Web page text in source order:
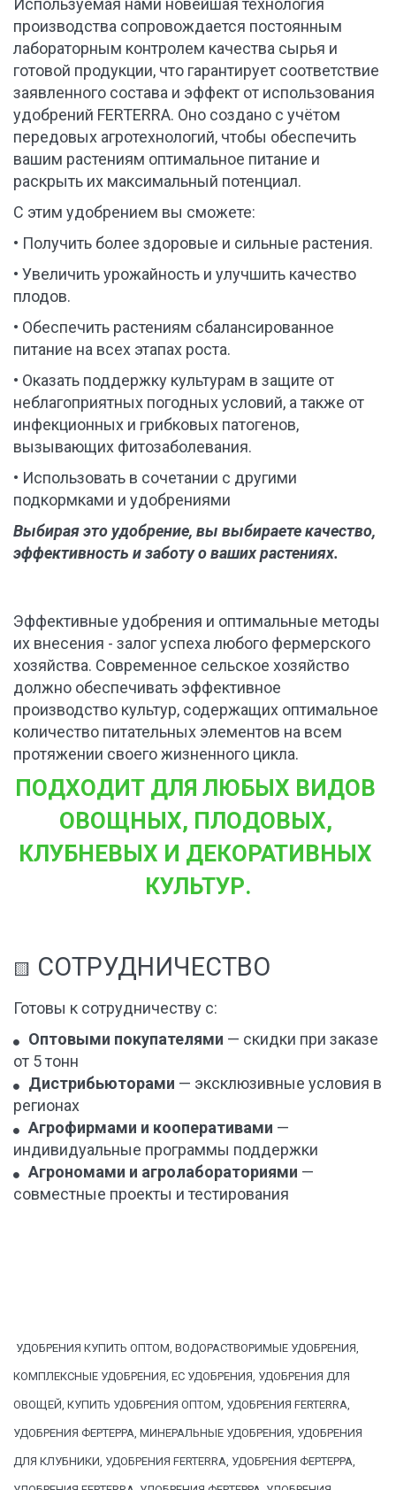
Используемая нами новейшая технология
производства сопровождается постоянным
лабораторным контролем качества сырья и
готовой продукции, что гарантирует соответствие
заявленного состава и эффект от использования
удобрений FERTERRA. Оно создано с учётом
передовых агротехнологий, чтобы обеспечить
вашим растениям оптимальное питание и
раскрыть их максимальный потенциал.
С этим удобрением вы сможете:
• Получить более здоровые и сильные растения.
• Увеличить урожайность и улучшить качество
плодов.
• Обеспечить растениям сбалансированное
питание на всех этапах роста.
• Оказать поддержку культурам в защите от
неблагоприятных погодных условий, а также от
инфекционных и грибковых патогенов,
вызывающих фитозаболевания.
• Использовать в сочетании с другими
подкормками и удобрениями
Выбирая это удобрение, вы выбираете качество,
эффективность и заботу о ваших растениях.
Эффективные удобрения и оптимальные методы
их внесения - залог успеха любого фермерского
хозяйства. Современное сельское хозяйство
должно обеспечивать эффективное
производство культур, содержащих оптимальное
количество питательных элементов на всем
протяжении своего жизненного цикла.
ПОДХОДИТ ДЛЯ ЛЮБЫХ ВИДОВ
ОВОЩНЫХ, ПЛОДОВЫХ,
КЛУБНЕВЫХ И ДЕКОРАТИВНЫХ
КУЛЬТУР.
🟨 СОТРУДНИЧЕСТВО
Готовы к сотрудничеству с:
Оптовыми покупателями — скидки при заказе
от 5 тонн
Дистрибьюторами — эксклюзивные условия в
регионах
Агрофирмами и кооперативами —
индивидуальные программы поддержки
Агрономами и агролабораториями —
совместные проекты и тестирования
КОМПЛЕКСНЫЕ УДОБРЕНИЯ, EC УДОБРЕНИЯ, УДОБРЕНИЯ ДЛЯ
ОВОЩЕЙ, КУПИТЬ УДОБРЕНИЯ ОПТОМ, УДОБРЕНИЯ FERTERRA,
УДОБРЕНИЯ ФЕРТЕРРА, МИНЕРАЛЬНЫЕ УДОБРЕНИЯ, УДОБРЕНИЯ
ДЛЯ КЛУБНИКИ, УДОБРЕНИЯ FERTERRA, УДОБРЕНИЯ ФЕРТЕРРА,